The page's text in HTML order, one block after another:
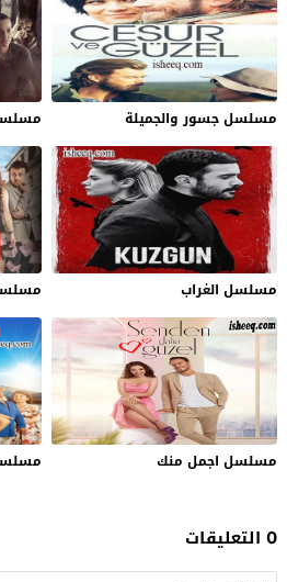
مسلسل جسور والجميلة
مسلسل الغراب
مسلسل اجمل منك
0 التعليقات